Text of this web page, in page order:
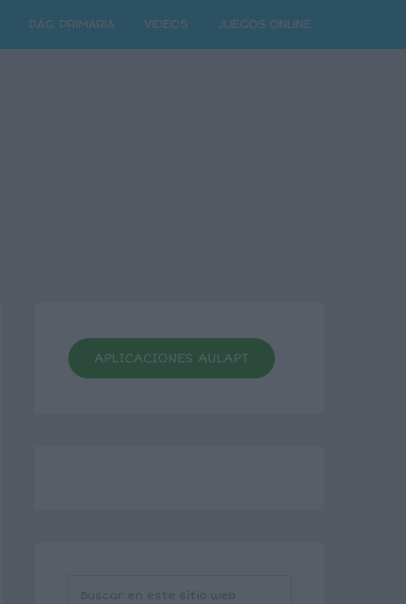
PÁG. PRIMARIA VIDEOS JUEGOS ONLINE
APLICACIONES AULAPT